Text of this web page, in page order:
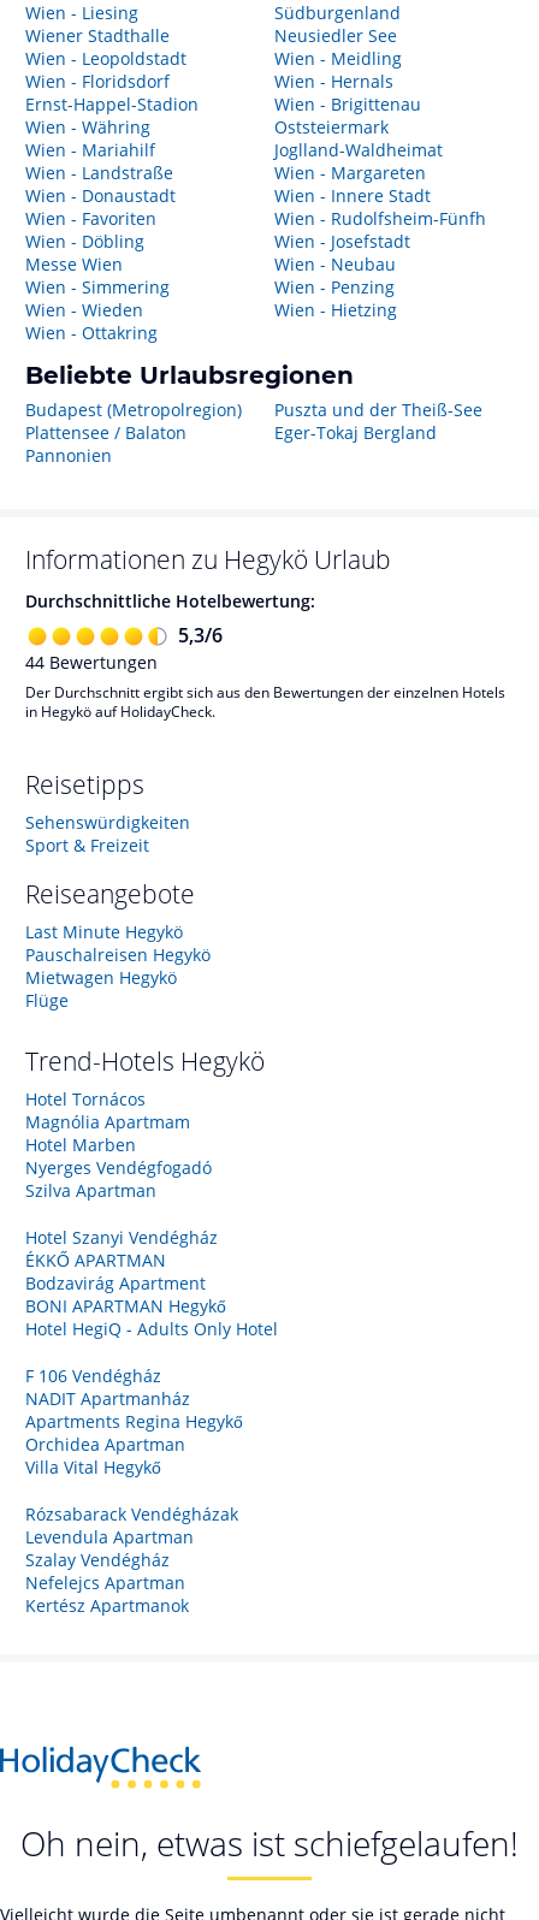
Wien - Liesing
Wiener Stadthalle
Wien - Leopoldstadt
Wien - Floridsdorf
Ernst-Happel-Stadion
Wien - Währing
Wien - Mariahilf
Wien - Landstraße
Wien - Donaustadt
Wien - Favoriten
Wien - Döbling
Messe Wien
Wien - Simmering
Wien - Wieden
Wien - Ottakring
Südburgenland
Neusiedler See
Wien - Meidling
Wien - Hernals
Wien - Brigittenau
Oststeiermark
Joglland-Waldheimat
Wien - Margareten
Wien - Innere Stadt
Wien - Rudolfsheim-Fünfh
Wien - Josefstadt
Wien - Neubau
Wien - Penzing
Wien - Hietzing
Beliebte Urlaubsregionen
Budapest (Metropolregion)
Plattensee / Balaton
Pannonien
Puszta und der Theiß-See
Eger-Tokaj Bergland
Informationen zu Hegykö Urlaub
Durchschnittliche Hotelbewertung:
5,3/6
44 Bewertungen
Der Durchschnitt ergibt sich aus den Bewertungen der einzelnen Hotels
in Hegykö auf HolidayCheck.
Reisetipps
Sehenswürdigkeiten
Sport & Freizeit
Reiseangebote
Last Minute Hegykö
Pauschalreisen Hegykö
Mietwagen Hegykö
Flüge
Trend-Hotels Hegykö
Hotel Tornácos
Magnólia Apartmam
Hotel Marben
Nyerges Vendégfogadó
Szilva Apartman
Hotel Szanyi Vendégház
ÉKKŐ APARTMAN
Bodzavirág Apartment
BONI APARTMAN Hegykő
Hotel HegiQ - Adults Only Hotel
F 106 Vendégház
NADIT Apartmanház
Apartments Regina Hegykő
Orchidea Apartman
Villa Vital Hegykő
Rózsabarack Vendégházak
Levendula Apartman
Szalay Vendégház
Nefelejcs Apartman
Kertész Apartmanok
Oh nein, etwas ist schiefgelaufen!
Vielleicht wurde die Seite umbenannt oder sie ist gerade nicht